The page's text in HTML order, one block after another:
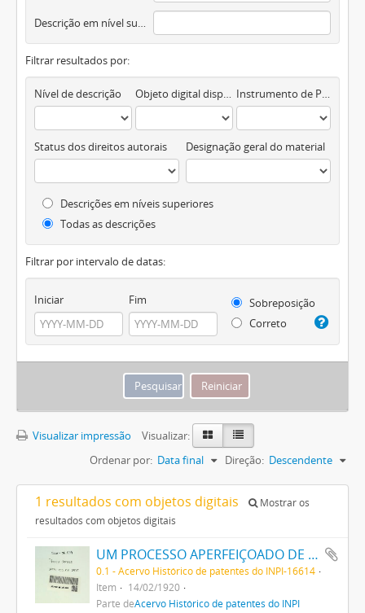
Descrição em nível superior
Filtrar resultados por:
Nível de descrição Objeto digital disponível Instrumento de Pesquisa
Status dos direitos autorais Designação geral do material
Descrições em níveis superiores
Todas as descrições
Filtrar por intervalo de datas:
Iniciar Fim
Sobreposição
Correto
Visualizar impressão
Visualizar:
Ordenar por: Data final Direção: Descendente
1 resultados com objetos digitais
Mostrar os
resultados com objetos digitais
UM PROCESSO APERFEIÇOADO DE FABRICAÇÃO DE TINTAS PRETAS DE ENXOFRE
0.1 - Acervo Histórico de patentes do INPI-16614
Item
14/02/1920
Parte deAcervo Histórico de patentes do INPI